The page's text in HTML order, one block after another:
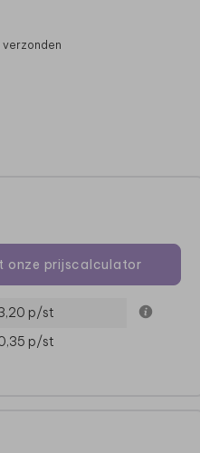
verzonden
onze prijscalculator
p/st
p/st